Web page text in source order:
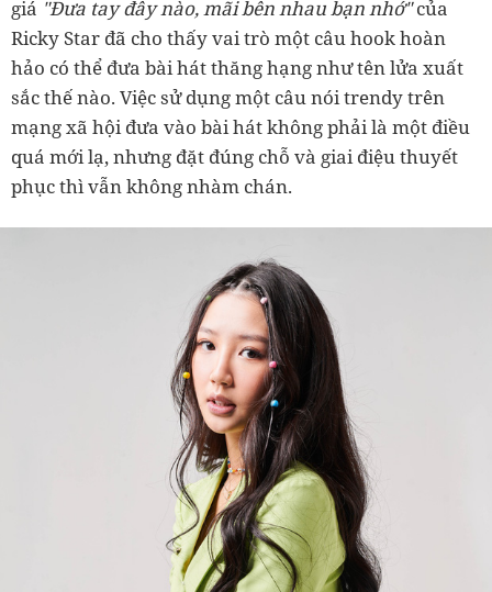
giá "Đưa tay đây nào, mãi bên nhau bạn nhớ"của
Ricky Star đã cho thấy vai trò một câu hook hoàn
hảo có thể đưa bài hát thăng hạng như tên lửa xuất
sắc thế nào. Việc sử dụng một câu nói trendy trên
mạng xã hội đưa vào bài hát không phải là một điều
quá mới lạ, nhưng đặt đúng chỗ và giai điệu thuyết
phục thì vẫn không nhàm chán.